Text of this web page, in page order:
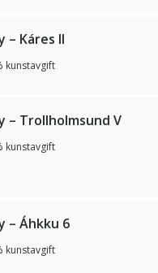
– Káres II
kunstavgift
– Trollholmsund V
kunstavgift
– Áhkku 6
kunstavgift